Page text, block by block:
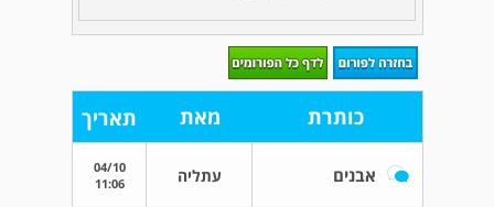
כותרת מאת תאריך
אבנים עתליה
04/10
11:06